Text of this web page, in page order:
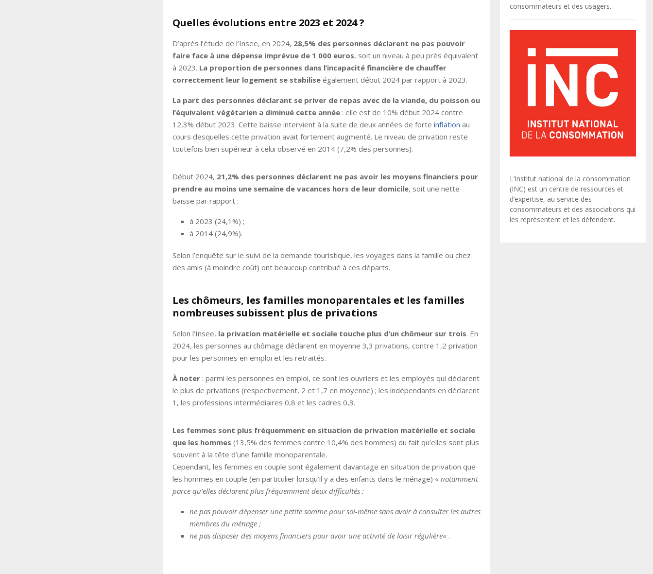
Quelles évolutions entre 2023 et 2024 ?
D’après l’étude de l’Insee, en 2024, 28,5% des personnes déclarent ne pas pouvoir
faire face à une dépense imprévue de 1 000 euros, soit un niveau à peu près équivalent
à 2023. La proportion de personnes dans l’incapacité financière de chauffer
correctement leur logement se stabilise également début 2024 par rapport à 2023.
La part des personnes déclarant se priver de repas avec de la viande, du poisson ou
l’équivalent végétarien a diminué cette année : elle est de 10% début 2024 contre
12,3% début 2023. Cette baisse intervient à la suite de deux années de forte inflation au
cours desquelles cette privation avait fortement augmenté. Le niveau de privation reste
toutefois bien supérieur à celui observé en 2014 (7,2% des personnes).
Début 2024, 21,2% des personnes déclarent ne pas avoir les moyens financiers pour
prendre au moins une semaine de vacances hors de leur domicile, soit une nette
baisse par rapport :
à 2023 (24,1%) ;
à 2014 (24,9%).
Selon l’enquête sur le suivi de la demande touristique, les voyages dans la famille ou chez
des amis (à moindre coût) ont beaucoup contribué à ces départs.
Les chômeurs, les familles monoparentales et les familles
nombreuses subissent plus de privations
Selon l’Insee, la privation matérielle et sociale touche plus d’un chômeur sur trois. En
2024, les personnes au chômage déclarent en moyenne 3,3 privations, contre 1,2 privation
pour les personnes en emploi et les retraités.
À noter : parmi les personnes en emploi, ce sont les ouvriers et les employés qui déclarent
le plus de privations (respectivement, 2 et 1,7 en moyenne) ; les indépendants en déclarent
1, les professions intermédiaires 0,8 et les cadres 0,3.
Les femmes sont plus fréquemment en situation de privation matérielle et sociale
que les hommes (13,5% des femmes contre 10,4% des hommes) du fait qu’elles sont plus
souvent à la tête d’une famille monoparentale.
Cependant, les femmes en couple sont également davantage en situation de privation que
les hommes en couple (en particulier lorsqu’il y a des enfants dans le ménage) « notamment
parce qu’elles déclarent plus fréquemment deux difficultés :
ne pas pouvoir dépenser une petite somme pour soi-même sans avoir à consulter les autres
membres du ménage ;
ne pas disposer des moyens financiers pour avoir une activité de loisir régulière« .
consommateurs et des usagers.
L’Institut national de la consommation
(INC) est un centre de ressources et
d’expertise, au service des
consommateurs et des associations qui
les représentent et les défendent.